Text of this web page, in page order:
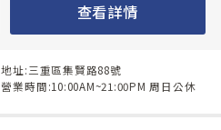
查看詳情
地址:三重區集賢路88號
營業時間:10:00AM~21:00PM 周日公休